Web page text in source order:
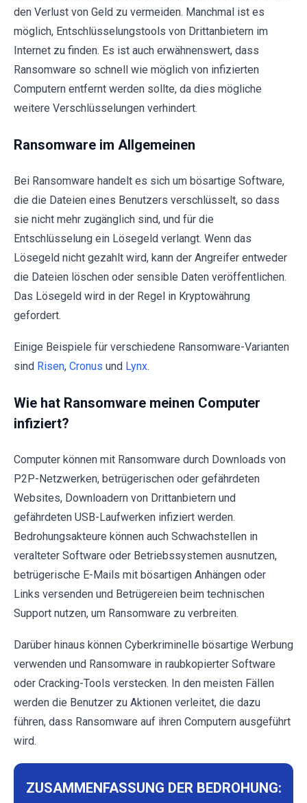
den Verlust von Geld zu vermeiden. Manchmal ist es
möglich, Entschlüsselungstools von Drittanbietern im
Internet zu finden. Es ist auch erwähnenswert, dass
Ransomware so schnell wie möglich von infizierten
Computern entfernt werden sollte, da dies mögliche
weitere Verschlüsselungen verhindert.
Ransomware im Allgemeinen
Bei Ransomware handelt es sich um bösartige Software,
die die Dateien eines Benutzers verschlüsselt, so dass
sie nicht mehr zugänglich sind, und für die
Entschlüsselung ein Lösegeld verlangt. Wenn das
Lösegeld nicht gezahlt wird, kann der Angreifer entweder
die Dateien löschen oder sensible Daten veröffentlichen.
Das Lösegeld wird in der Regel in Kryptowährung
gefordert.
Einige Beispiele für verschiedene Ransomware-Varianten
sind Risen, Cronus und Lynx.
Wie hat Ransomware meinen Computer
infiziert?
Computer können mit Ransomware durch Downloads von
P2P-Netzwerken, betrügerischen oder gefährdeten
Websites, Downloadern von Drittanbietern und
gefährdeten USB-Laufwerken infiziert werden.
Bedrohungsakteure können auch Schwachstellen in
veralteter Software oder Betriebssystemen ausnutzen,
betrügerische E-Mails mit bösartigen Anhängen oder
Links versenden und Betrügereien beim technischen
Support nutzen, um Ransomware zu verbreiten.
Darüber hinaus können Cyberkriminelle bösartige Werbung
verwenden und Ransomware in raubkopierter Software
oder Cracking-Tools verstecken. In den meisten Fällen
werden die Benutzer zu Aktionen verleitet, die dazu
führen, dass Ransomware auf ihren Computern ausgeführt
wird.
ZUSAMMENFASSUNG DER BEDROHUNG: